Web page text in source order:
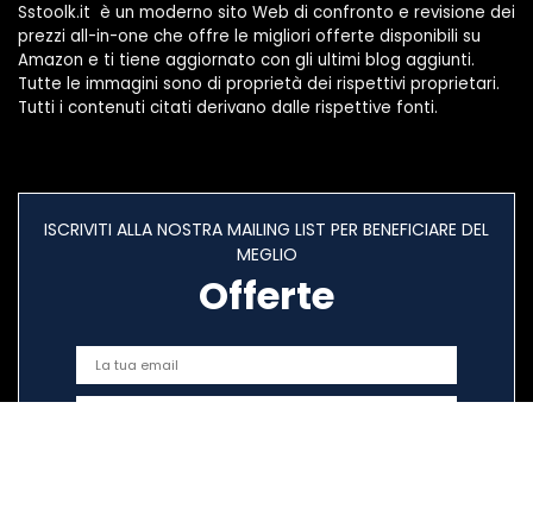
Sstoolk.it è un moderno sito Web di confronto e revisione dei
prezzi all-in-one che offre le migliori offerte disponibili su
Amazon e ti tiene aggiornato con gli ultimi blog aggiunti.
Tutte le immagini sono di proprietà dei rispettivi proprietari.
Tutti i contenuti citati derivano dalle rispettive fonti.
ISCRIVITI ALLA NOSTRA MAILING LIST PER BENEFICIARE DEL
MEGLIO
Offerte